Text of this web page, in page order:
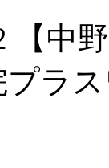
【中
ラス